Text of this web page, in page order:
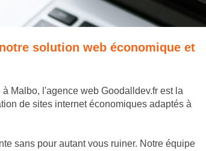
solution web économique et
Malbo, l'agence web Goodalldev.fr est la
de sites internet économiques adaptés à
sans pour autant vous ruiner. Notre équipe